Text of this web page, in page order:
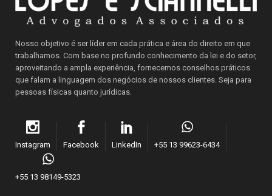
Nosso objetivo é ser líder em cada prática e área do direito em que
trabalhamos. Com base no profundo conhecimento da lei e do setor,
aproveitando a ampla experiência, fornecemos conselhos práticos
que falam a linguagem dos negócios de nossos clientes. Seja para
pessoas físicas quanto jurídicas.
Instagram Facebook LinkedIn +55 13 99623-6434
+55 13 98149-5323